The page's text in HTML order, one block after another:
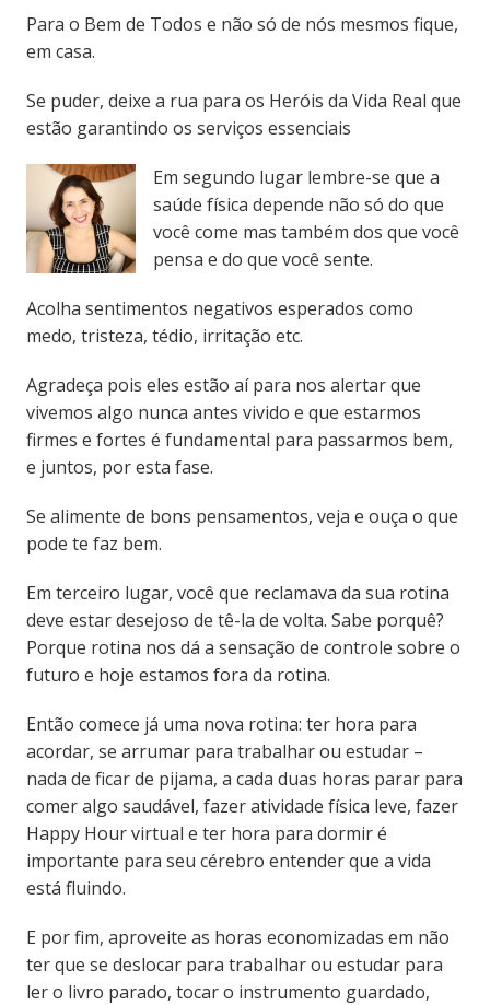
Para o Bem de Todos e não só de nós mesmos fique,
em casa.
Se puder, deixe a rua para os Heróis da Vida Real que
estão garantindo os serviços essenciais
Em segundo lugar lembre-se que a
saúde física depende não só do que
você come mas também dos que você
pensa e do que você sente.
Acolha sentimentos negativos esperados como
medo, tristeza, tédio, irritação etc.
Agradeça pois eles estão aí para nos alertar que
vivemos algo nunca antes vivido e que estarmos
firmes e fortes é fundamental para passarmos bem,
e juntos, por esta fase.
Se alimente de bons pensamentos, veja e ouça o que
pode te faz bem.
Em terceiro lugar, você que reclamava da sua rotina
deve estar desejoso de tê-la de volta. Sabe porquê?
Porque rotina nos dá a sensação de controle sobre o
futuro e hoje estamos fora da rotina.
Então comece já uma nova rotina: ter hora para
acordar, se arrumar para trabalhar ou estudar –
nada de ficar de pijama, a cada duas horas parar para
comer algo saudável, fazer atividade física leve, fazer
Happy Hour virtual e ter hora para dormir é
importante para seu cérebro entender que a vida
está fluindo.
E por fim, aproveite as horas economizadas em não
ter que se deslocar para trabalhar ou estudar para
ler o livro parado, tocar o instrumento guardado,